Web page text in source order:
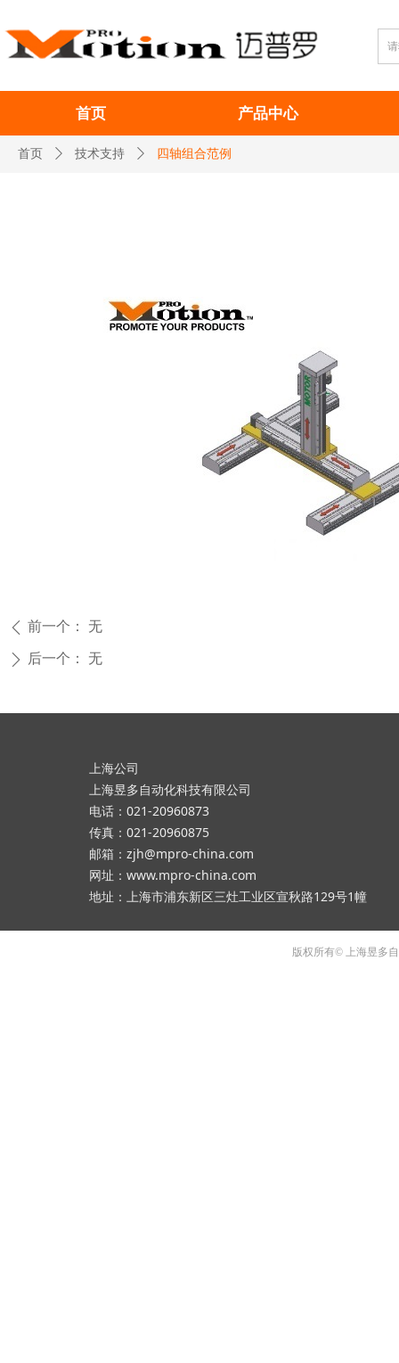
首页 产品中心
首页 ꄲ 技术支持 ꄲ 四轴组合范例
ꄴ 前一个： 无
ꄲ 后一个： 无
上海公司
上海昱多自动化科技有限公司
电话：021-20960873
传真：021-20960875
邮箱：zjh@mpro-china.com
网址：www.mpro-china.com
地址：上海市浦东新区三灶工业区宣秋路129号1幢
版权所有© 上海昱多